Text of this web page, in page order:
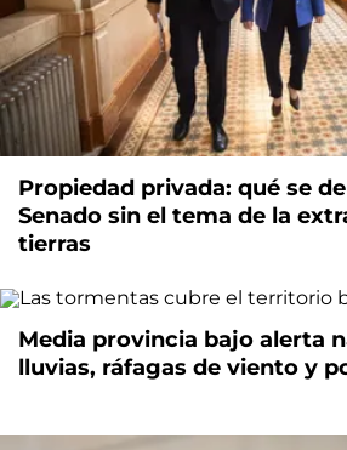
Propiedad privada: qué se
Senado sin el tema de la
tierras
Media provincia bajo alerta
lluvias, ráfagas de viento y